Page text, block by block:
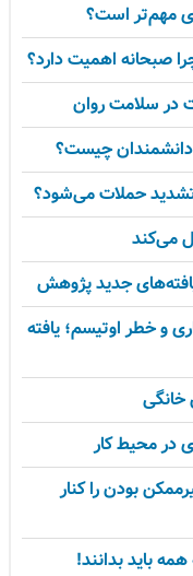
مهم‌تر است؟
صبحانه اهمیت دارد؟
در سلامت روان
دانشمندان چیست؟
حملات می‌شود؟
می‌کند
جدید پژوهش
و خطر اوتیسم؛ یافته
خانگی
در محیط کار
بودن را کنار
باید بدانند!